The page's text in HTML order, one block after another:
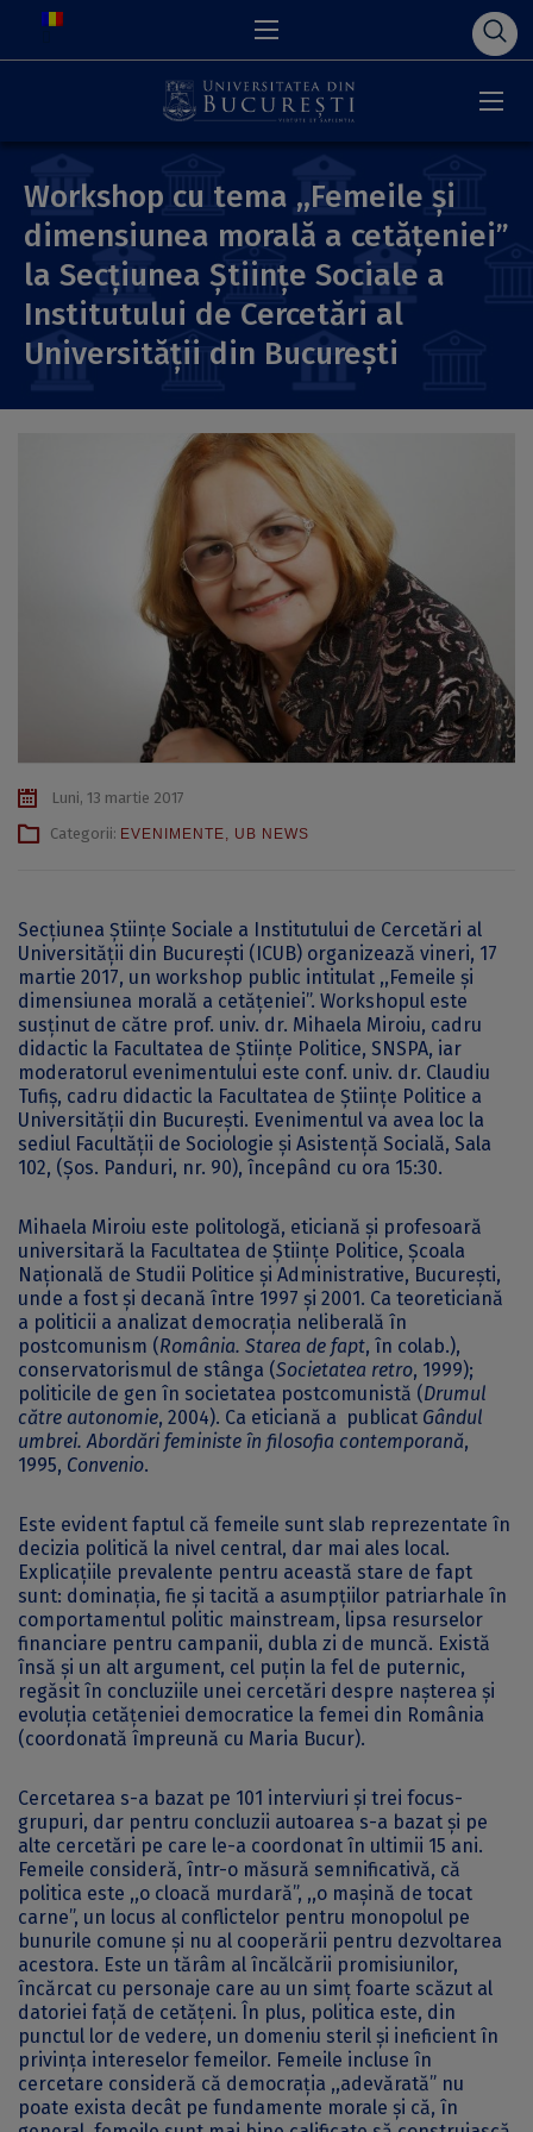
Workshop cu tema ,,Femeile și
dimensiunea morală a cetățeniei”
la Secţiunea Ştiinţe Sociale a
Institutului de Cercetări al
Universităţii din Bucureşti
Luni, 13 martie 2017
Categorii: EVENIMENTE, UB NEWS
Secţiunea Ştiinţe Sociale a Institutului de Cercetări al
Universităţii din Bucureşti (ICUB) organizează vineri, 17
martie 2017, un workshop public intitulat ,,Femeile și
dimensiunea morală a cetățeniei”. Workshopul este
susținut de către prof. univ. dr. Mihaela Miroiu, cadru
didactic la Facultatea de Științe Politice, SNSPA, iar
moderatorul evenimentului este conf. univ. dr. Claudiu
Tufiș, cadru didactic la Facultatea de Științe Politice a
Universității din București. Evenimentul va avea loc la
sediul Facultății de Sociologie şi Asistenţă Socială, Sala
102, (Șos. Panduri, nr. 90), începând cu ora 15:30.
Mihaela Miroiu este politologă, eticiană și profesoară
universitară la Facultatea de Științe Politice, Școala
Națională de Studii Politice și Administrative, București,
unde a fost și decană între 1997 și 2001. Ca teoreticiană
a politicii a analizat democrația neliberală în
postcomunism (România. Starea de fapt, în colab.),
conservatorismul de stânga (Societatea retro, 1999);
politicile de gen în societatea postcomunistă (Drumul
către autonomie, 2004). Ca eticiană a publicat Gândul
umbrei. Abordări feministe în filosofia contemporană,
1995, Convenio.
Este evident faptul că femeile sunt slab reprezentate în
decizia politică la nivel central, dar mai ales local.
Explicațiile prevalente pentru această stare de fapt
sunt: dominația, fie și tacită a asumpțiilor patriarhale în
comportamentul politic mainstream, lipsa resurselor
financiare pentru campanii, dubla zi de muncă. Există
însă și un alt argument, cel puțin la fel de puternic,
regăsit în concluziile unei cercetări despre nașterea și
evoluția cetățeniei democratice la femei din România
(coordonată împreună cu Maria Bucur).
Cercetarea s-a bazat pe 101 interviuri și trei focus-
grupuri, dar pentru concluzii autoarea s-a bazat și pe
alte cercetări pe care le-a coordonat în ultimii 15 ani.
Femeile consideră, într-o măsură semnificativă, că
politica este ,,o cloacă murdară”, ,,o mașină de tocat
carne”, un locus al conflictelor pentru monopolul pe
bunurile comune și nu al cooperării pentru dezvoltarea
acestora. Este un tărâm al încălcării promisiunilor,
încărcat cu personaje care au un simț foarte scăzut al
datoriei față de cetățeni. În plus, politica este, din
punctul lor de vedere, un domeniu steril și ineficient în
privința intereselor femeilor. Femeile incluse în
cercetare consideră că democrația ,,adevărată” nu
poate exista decât pe fundamente morale și că, în